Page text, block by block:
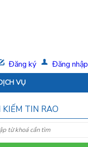
Đăng nhập
Đăng ký
VỤ
KIẾM TIN RAO